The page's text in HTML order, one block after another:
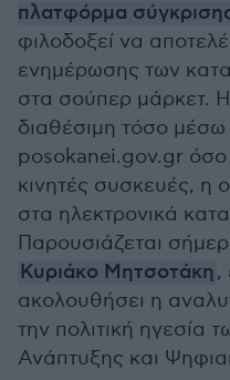
πλατφόρμα
φιλοδοξεί να
ενημέρωσης των
στα σούπερ μάρκετ.
διαθέσιμη τόσο
posokanei.gov.gr
κινητές συσκευές, η
στα ηλεκτρονικά
Παρουσιάζεται
Κυριάκο Μητσοτάκη,
ακολουθήσει η
την πολιτική ηγεσία
Ανάπτυξης και